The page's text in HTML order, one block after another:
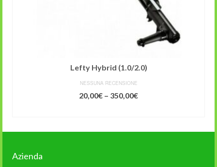
Lefty Hybrid (1.0/2.0)
NESSUNA RECENSIONE
20,00€ – 350,00€
Azienda